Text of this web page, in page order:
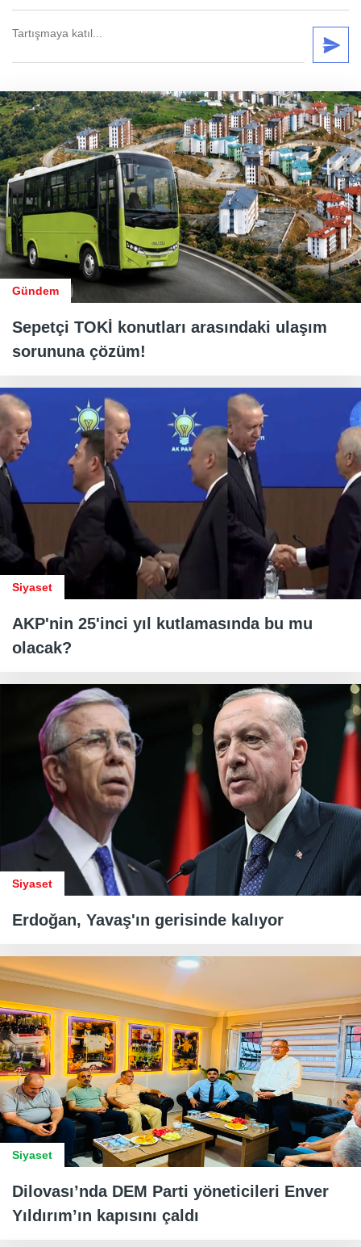
Gündem
Sepetçi TOKİ konutları arasındaki ulaşım
sorununa çözüm!
Siyaset
AKP'nin 25'inci yıl kutlamasında bu mu
olacak?
Siyaset
Erdoğan, Yavaş'ın gerisinde kalıyor
Siyaset
Dilovası’nda DEM Parti yöneticileri Enver
Yıldırım’ın kapısını çaldı